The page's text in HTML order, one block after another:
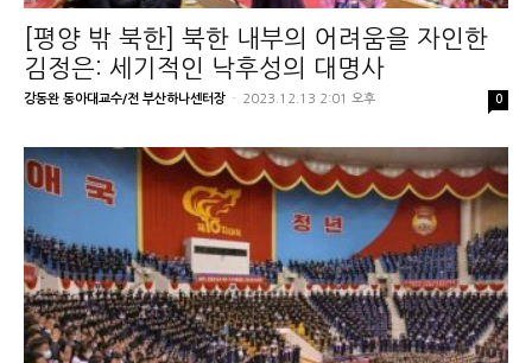
[평양 밖 북한] 북한 내부의 어려움을 자인한
김정은: 세기적인 낙후성의 대명사
강동완 동아대교수/전 부산하나센터장 - 2023.12.13 2:01 오후 0